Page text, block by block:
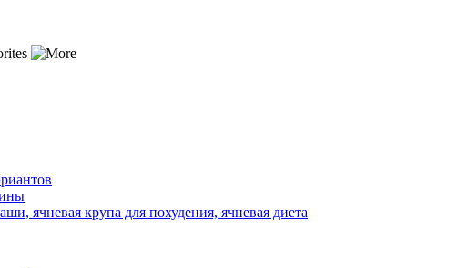
ячневая крупа для похудения, ячневая диета